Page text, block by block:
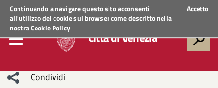
Continuando a navigare questo sito acconsenti
all'utilizzo dei cookie sul browser come descritto nella
nostraCookie Policy
Accetto
Regione VenetoACCEDI AI SERVIZI
Città di Venezia
Condividi